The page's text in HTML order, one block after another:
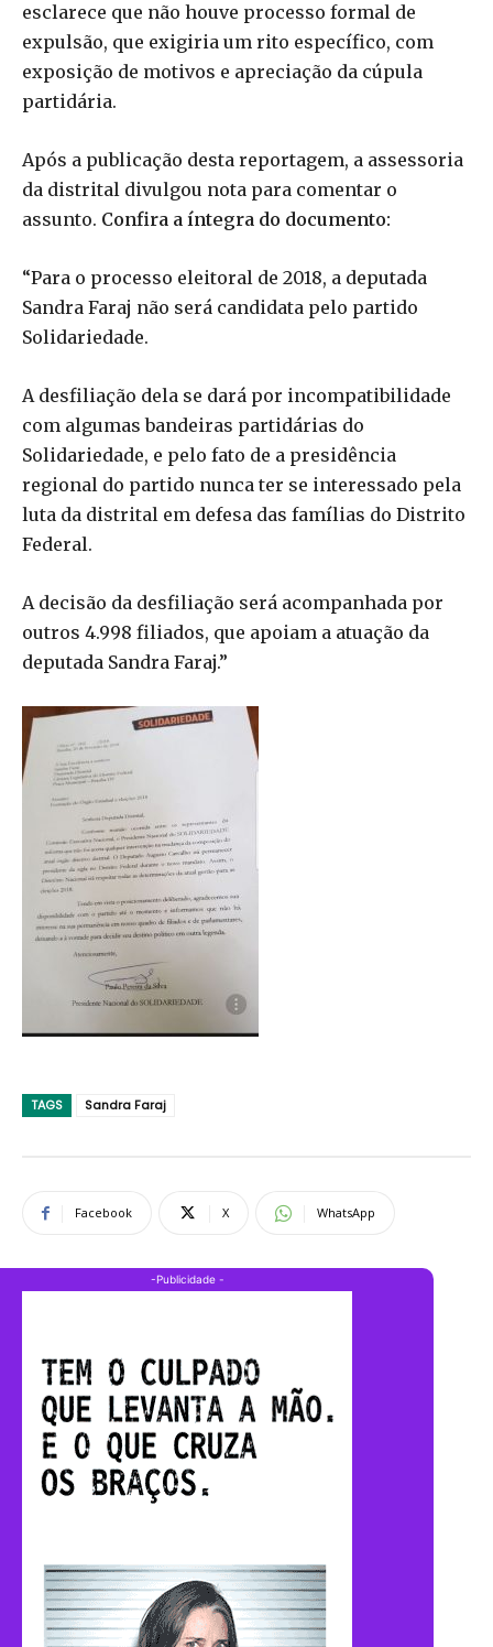
esclarece que não houve processo formal de
expulsão, que exigiria um rito específico, com
exposição de motivos e apreciação da cúpula
partidária.
Após a publicação desta reportagem, a assessoria
da distrital divulgou nota para comentar o
assunto. Confira a íntegra do documento:
“Para o processo eleitoral de 2018, a deputada
Sandra Faraj não será candidata pelo partido
Solidariedade.
A desfiliação dela se dará por incompatibilidade
com algumas bandeiras partidárias do
Solidariedade, e pelo fato de a presidência
regional do partido nunca ter se interessado pela
luta da distrital em defesa das famílias do Distrito
Federal.
A decisão da desfiliação será acompanhada por
outros 4.998 filiados, que apoiam a atuação da
deputada Sandra Faraj.”
TAGS Sandra Faraj
Facebook X WhatsApp
-Publicidade -